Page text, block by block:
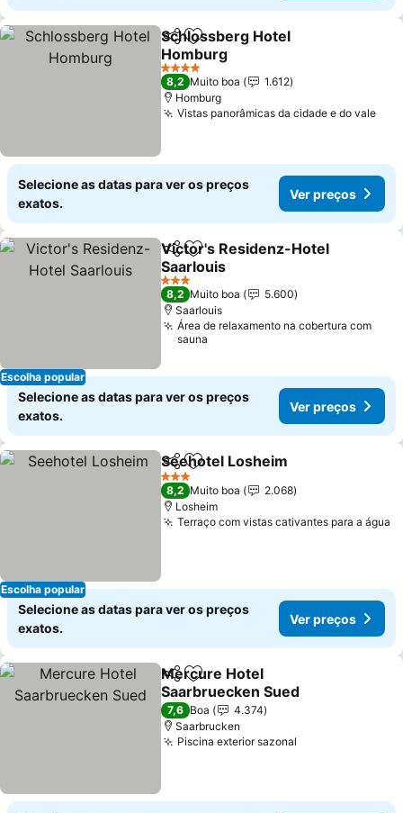
PartilharAdicionar aos favoritos
Schlossberg Hotel
Homburg
4 Estrelas
8,2 Muito boa
1.612
Homburg
Vistas panorâmicas da cidade e do vale
Selecione as datas para ver os preços
exatos.
Ver preços
Escolha popular
PartilharAdicionar aos favoritos
Victor's Residenz-Hotel
Saarlouis
3 Estrelas
8,2 Muito boa
5.600
Saarlouis
Área de relaxamento na cobertura com
sauna
Selecione as datas para ver os preços
exatos.
Ver preços
Escolha popular
PartilharAdicionar aos favoritos
Seehotel Losheim
3 Estrelas
8,2 Muito boa
2.068
Losheim
Terraço com vistas cativantes para a água
Selecione as datas para ver os preços
exatos.
Ver preços
PartilharAdicionar aos favoritos
Mercure Hotel
Saarbruecken Sued
7,6 Boa
4.374
Saarbrucken
Piscina exterior sazonal